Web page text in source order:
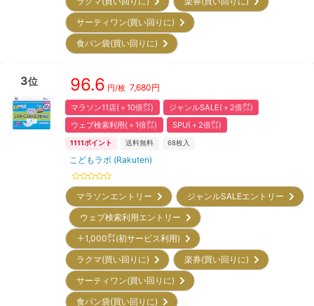
サーティワン(買い回りに)
食パン袋(買い回りに)
3位 96.6 円/枚 7,680円
マラソン11店(＋10倍㌽)
ジャンルSALE(＋2倍㌽)
ウェブ検索利用(＋1倍㌽)
SPU(＋2倍㌽)
1111 ポイント 送料無料 68枚入
こどもラボ (Rakuten)
マラソンエントリー
ジャンルSALEエントリー
ウェブ検索利用エントリー
＋1,000㌽(初サービス利用)
ラクマ(買い回りに)
楽券(買い回りに)
サーティワン(買い回りに)
食パン袋(買い回りに)